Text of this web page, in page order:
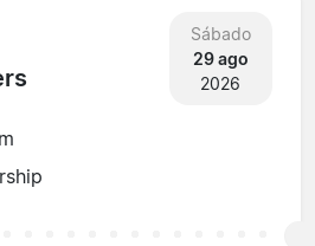
Sábado
29 ago
2026